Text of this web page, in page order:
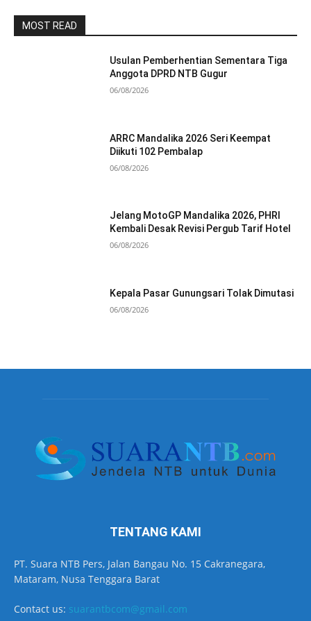
MOST READ
Usulan Pemberhentian Sementara Tiga
Anggota DPRD NTB Gugur
06/08/2026
ARRC Mandalika 2026 Seri Keempat
Diikuti 102 Pembalap
06/08/2026
Jelang MotoGP Mandalika 2026, PHRI
Kembali Desak Revisi Pergub Tarif Hotel
06/08/2026
Kepala Pasar Gunungsari Tolak Dimutasi
06/08/2026
TENTANG KAMI
PT. Suara NTB Pers, Jalan Bangau No. 15 Cakranegara,
Mataram, Nusa Tenggara Barat
Contact us: suarantbcom@gmail.com